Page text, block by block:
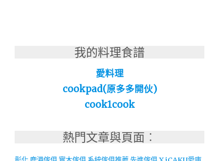
我的料理食譜
愛料理
cookpad(原多多開伙)
cook1cook
熱門文章與頁面︰